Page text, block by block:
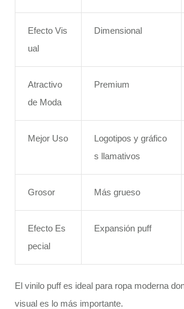
Efecto Vis
ual
Dimensional
Atractivo
de Moda
Premium
Mejor Uso
Logotipos y gráfico
s llamativos
Grosor Más grueso
Efecto Es
pecial
Expansión puff
El vinilo puff es ideal para ropa moderna
visual es lo más importante.